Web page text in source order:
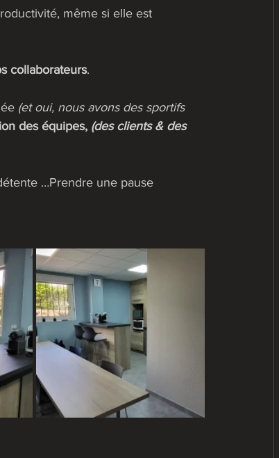
même si elle est
collaborateurs.
(et oui, nous avons des sportifs
des équipes, (des clients & des
…Prendre une pause